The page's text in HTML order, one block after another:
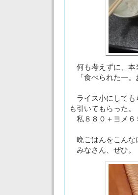
何も考えずに、本
「食べられた―。
ライス小にしても
も引いてもらった。
私８８０＋ヨメ６
晩ごはんをこんな
みなさん、ぜひ。